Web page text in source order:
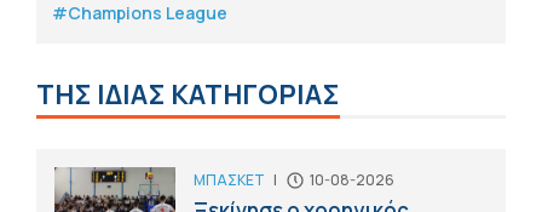
#Champions League
ΤΗΣ ΙΔΙΑΣ ΚΑΤΗΓΟΡΙΑΣ
ΜΠΑΣΚΕΤ | 10-08-2026